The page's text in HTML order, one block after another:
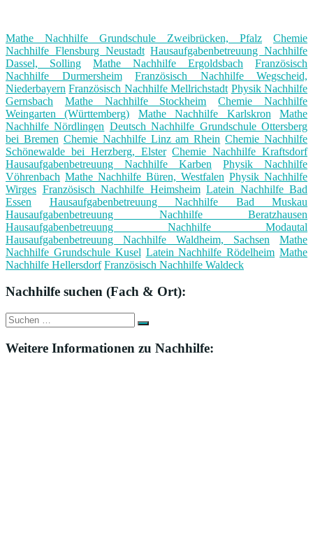
Mathe Nachhilfe Grundschule Zweibrücken, Pfalz
Chemie
Nachhilfe Flensburg Neustadt Hausaufgabenbetreuung Nachhilfe
Dassel, Solling
Mathe Nachhilfe Ergoldsbach
Französisch
Nachhilfe Durmersheim
Französisch Nachhilfe Wegscheid,
Niederbayern Französisch Nachhilfe Mellrichstadt Physik Nachhilfe
Gernsbach
Mathe Nachhilfe Stockheim
Chemie Nachhilfe
Weingarten (Württemberg)
Mathe Nachhilfe Karlskron
Mathe
Nachhilfe Nördlingen Deutsch Nachhilfe Grundschule Ottersberg
bei Bremen Chemie Nachhilfe Linz am Rhein Chemie Nachhilfe
Schönewalde bei Herzberg, Elster Chemie Nachhilfe Kraftsdorf
Hausaufgabenbetreuung Nachhilfe Karben
Physik Nachhilfe
Vöhrenbach Mathe Nachhilfe Büren, Westfalen Physik Nachhilfe
Wirges Französisch Nachhilfe Heimsheim Latein Nachhilfe Bad
Essen
Hausaufgabenbetreuung Nachhilfe Bad Muskau
Hausaufgabenbetreuung Nachhilfe Beratzhausen
Hausaufgabenbetreuung Nachhilfe Modautal
Hausaufgabenbetreuung Nachhilfe Waldheim, Sachsen
Mathe
Nachhilfe Grundschule Kusel Latein Nachhilfe Rödelheim Mathe
Nachhilfe Hellersdorf Französisch Nachhilfe Waldeck
Nachhilfe suchen (Fach & Ort):
Suche
nach:
Suchen
Weitere Informationen zu Nachhilfe: